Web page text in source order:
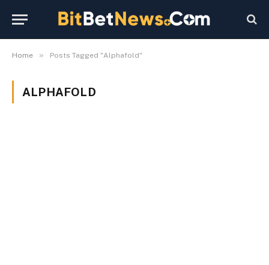
Home » Posts Tagged "Alphafold"
ALPHAFOLD